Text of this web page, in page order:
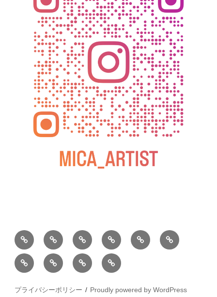
BLOG
教
室
の
ご
お
問
い
合
動
画
過
去
展
2025
松
座
松
屋
小
松
2026
年
2025
年
プライバシーポリシー Proudly powered by WordPress